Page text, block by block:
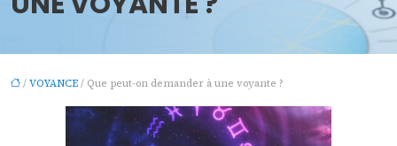
/ VOYANCE / Que peut-on demander à une voyante ?